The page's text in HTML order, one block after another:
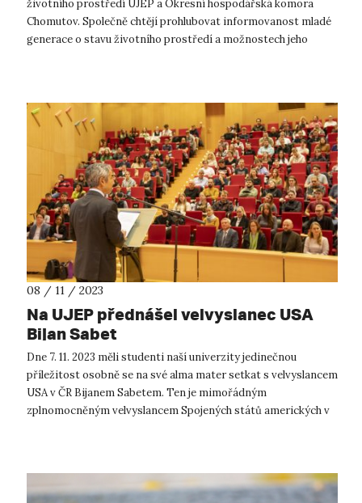
životního prostředí UJEP a Okresní hospodářská komora
Chomutov. Společně chtějí prohlubovat informovanost mladé
generace o stavu životního prostředí a možnostech jeho
08 / 11 / 2023
Na UJEP přednášel velvyslanec USA
Bijan Sabet
Dne 7. 11. 2023 měli studenti naší univerzity jedinečnou
příležitost osobně se na své alma mater setkat s velvyslancem
USA v ČR Bijanem Sabetem. Ten je mimořádným
zplnomocněným velvyslancem Spojených států amerických v